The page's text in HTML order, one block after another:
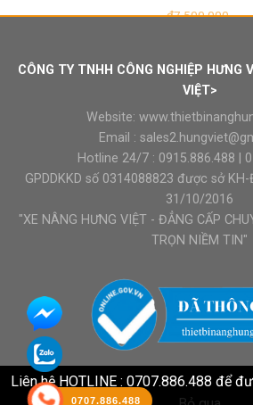
₫7.500.000
₫7.500.000.là:
CÔNG TY TNHH CÔNG NGHIỆP HƯNG
VIỆT>
Website:
Email :
Hotline 24/7 : 0915.886.488
GPDDKKD số 0314088823 được sở
31/10/2016
"XE NÂNG HƯNG VIỆT - ĐẲNG CẤP
TRỌN NIỀM TIN"
Liên hệ HOTLINE : 0707.886.488 để
0707.886.488